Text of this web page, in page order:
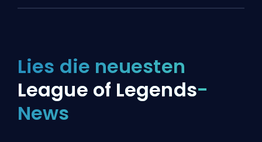
Lies die neuesten
League of Legends-
News